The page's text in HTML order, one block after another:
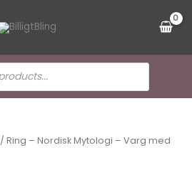
/ Ring – Nordisk Mytologi – Varg med
Prisintervall:
till
149,00 kr